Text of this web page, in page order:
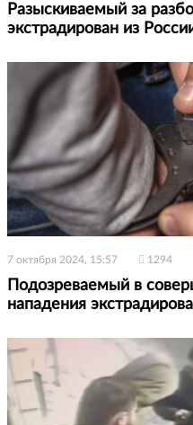
Разыскиваемый за
экстрадирован из
7 октября 2024, 15:57 1294
Подозреваемый в
нападения